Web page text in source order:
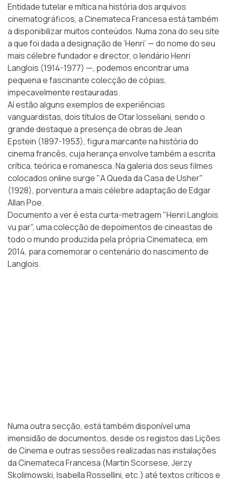
Entidade tutelar e mítica na história dos arquivos
cinematográficos, aCinemateca Francesaestá também
a disponibilizar muitos conteúdos. Numa zona do seu site
a que foi dada a designação de‘Henri’ — do nome do seu
mais célebre fundador e director, o lendárioHenri
Langlois (1914-1977) —, podemos encontrar uma
pequena e fascinante colecção de cópias,
impecavelmente restauradas.
Aí estão alguns exemplos de experiências
vanguardistas, dois títulos de Otar Iosseliani, sendo o
grande destaque a presença de obras deJean
Epstein (1897-1953), figura marcante na história do
cinema francês, cuja herança envolve também a escrita
crítica, teórica e romanesca. Na galeria dos seus filmes
colocados online surge "A Queda da Casa de Usher"
(1928), porventura a mais célebre adaptação de Edgar
Allan Poe.
Documento a ver é esta curta-metragem "Henri Langlois
vu par", uma colecção de depoimentos de cineastas de
todo o mundo produzida pela própria Cinemateca, em
2014, para comemorar o centenário do nascimento de
Langlois.
Numa outra secção, está também disponível uma
imensidão de documentos, desde os registos das Lições
de Cinema e outras sessões realizadas nas instalações
da Cinemateca Francesa (Martin Scorsese, Jerzy
Skolimowski, Isabella Rossellini, etc.) até textos críticos e